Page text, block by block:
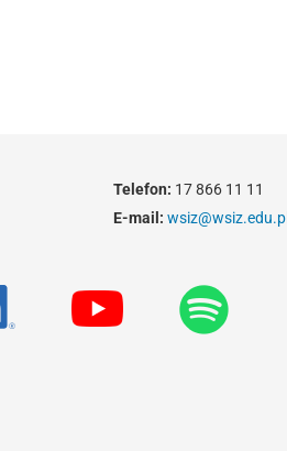
Telefon: 17 866 11 11
E-mail: wsiz@wsiz.edu.pl